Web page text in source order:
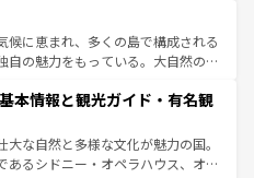
光、ショッピング、エンターテイ
激的なスポットだ。一方、アメリカ
り、グランドキャニオンやイエロー
では、音楽と美食が融合した独特の
メリカの各地域で異なる魅力を楽
性と豊かな歴史を感じることができ
トリップや列車の旅も、アメリカ
候に恵まれ、多くの島で構成される
自の魅力をもっている。大自然の神
また、定番の観光地といえばオアフ
めるならマウイ島やカウアイ島が
グリーンに輝く海をはじめ、豊かな
いる。「アロハスピリット」と呼ば
本情報と観光ガイド・有名観
大な自然と多様な文化が魅力の国。
あるシドニー・オペラハウス、オー